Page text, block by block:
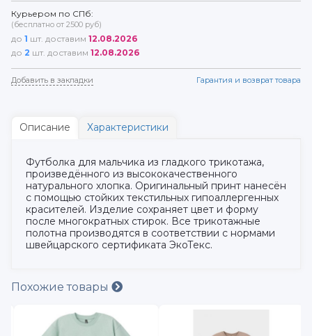
Курьером по СПб:
(бесплатно от 2500 руб)
до 1 шт. доставим 12.08.2026
до 2 шт. доставим 12.08.2026
Добавить в закладки Гарантия и возврат товара
Описание Характеристики
Футболка для мальчика из гладкого трикотажа,
произведённого из высококачественного
натурального хлопка. Оригинальный принт нанесён
с помощью стойких текстильных гипоаллергенных
красителей. Изделие сохраняет цвет и форму
после многократных стирок. Все трикотажные
полотна производятся в соответствии с нормами
швейцарского сертификата ЭкоТекс.
Похожие товары